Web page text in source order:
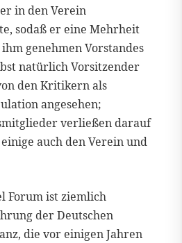
in den Verein
sodaß er eine Mehrheit
genehmen Vorstandes
natürlich Vorsitzender
den Kritikern als
angesehen;
verließen darauf
auch den Verein und
Forum ist ziemlich
der Deutschen
die vor einigen Jahren